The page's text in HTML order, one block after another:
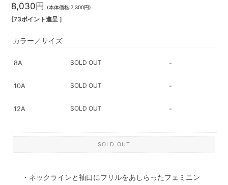
8,030円 (本体価格:7,300円)
[73ポイント進呈 ]
カラー／サイズ
8A SOLD OUT -
10A SOLD OUT -
12A SOLD OUT -
SOLD OUT
・ネックラインと袖口にフリルをあしらったフェミニン